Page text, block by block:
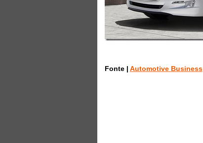
Fonte | Automotive Business